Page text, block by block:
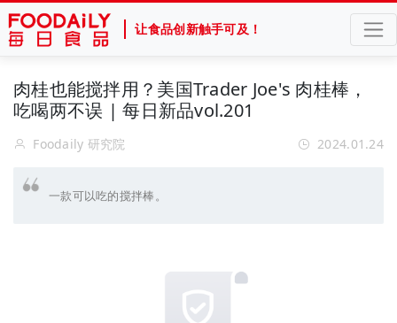
让食品创新触手可及！
肉桂也能搅拌用？美国Trader Joe's 肉桂棒，
吃喝两不误 | 每日新品vol.201
Foodaily 研究院 2024.01.24
一款可以吃的搅拌棒。